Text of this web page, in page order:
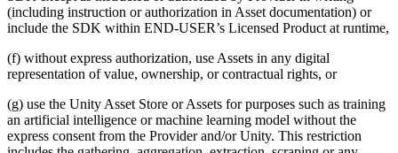
(including instruction or authorization in Asset documentation) or
include the SDK within END-USER’s Licensed Product at runtime,
(f) without express authorization, use Assets in any digital
representation of value, ownership, or contractual rights, or
(g) use the Unity Asset Store or Assets for purposes such as training
an artificial intelligence or machine learning model without the
express consent from the Provider and/or Unity. This restriction